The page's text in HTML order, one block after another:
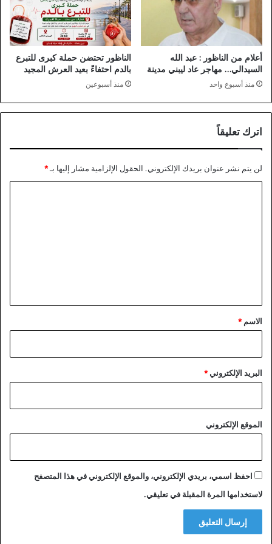
أعلام من الناظور : عبد الله
السيدالي… مهاجر عاد ليبني مدينة
منذ أسبوع واحد
الناظور تحتضن حملة كبرى للتبرع
بالدم احتفاءً بعيد العرش المجيد
منذ أسبوعين
اترك تعليقاً
لن يتم نشر عنوان بريدك الإلكتروني. الحقول الإلزامية مشار إليها بـ*
*
الاسم *
البريد الإلكتروني*
الموقع الإلكتروني
احفظ اسمي، بريدي الإلكتروني، والموقع الإلكتروني في هذا المتصفح
لاستخدامها المرة المقبلة في تعليقي.